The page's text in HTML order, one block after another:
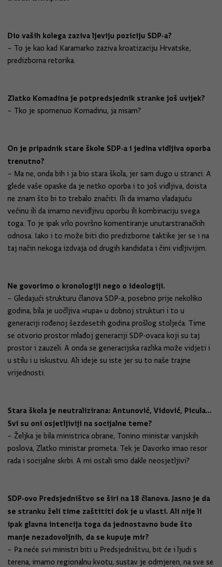
Dio vaših kolega zaziva ljeviju poziciju SDP-a?
– To je kao kad Karamarko zaziva kroatizaciju Hrvatske,
predizborna retorika.
Zlatko Komadina je potpredsjednik stranke još uvijek?
– Tko je spomenuo Komadinu, ja nisam?
On je pripadnik stare škole SDP-a i jedina vidljiva oporba
trenutno?
– Ma ne, onda bih i ja bio stara škola, jer sam dugo u stranci. A
glede vaše opaske da je netko oporba i to još vidljiva, doista
ne znam što bi to trebalo značiti. Ili da imamo vladajuću
većinu ili da imamo nevidljivu oporbu ili kombinaciju svega
toga. To je ipak vrlo površno komentiranje unutarstranačkih
odnosa. Iako i to može biti dio predizborne taktike jer se i na
taj način nekoga izdvaja od drugih kandidata i čini vidljivijim.
Ne govorimo o kronologiji nego o ideologiji.
– Gledajući strukturu članova SDP-a, posebno prije nekoliko
godina, bila je uočljiva »rupa« u dobnoj strukturi i to u
generaciji rođenoj šezdesetih godina prošlog stoljeća. Time
se otvorio prostor mlađoj generaciji SDP-ovaca koji su taj
prostor i zauzeli. A onda se generacijska razlika može vidjeti i
u stilu i u iskustvu. Ali ideje su iste jer su to naše trajne
vrijednosti.
Stara škola je neutralizirana: Antunović, Vidović, Picula...
Svi su oni osjetljiviji na socijalne teme?
– Željka je bila ministrica obrane, Tonino ministar vanjskih
poslova, Zlatko ministar prometa. Tek je Davorko imao resor
rada i socijalne skrbi. A mi ostali smo dakle neosjetljivi?
SDP-ovo Predsjedništvo se širi na 18 članova. Jasno je da
se stranku želi time zaštititi dok je u vlasti. Ali nije li
ipak glavna intencija toga da jednostavno bude što
manje nezadovoljnih, da se kupuje mir?
– Pa neće svi ministri biti u Predsjedništvu, bit će i ljudi s
terena, imamo regionalnu kvotu, sustav je odmjeren, na sve se